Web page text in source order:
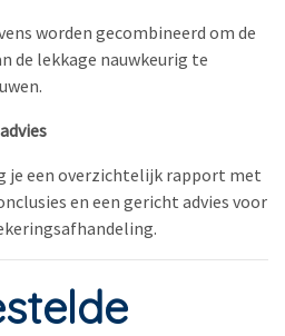
worden gecombineerd om de
de lekkage nauwkeurig te
je een overzichtelijk rapport met
en een gericht advies voor